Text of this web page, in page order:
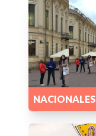
NACIONALES